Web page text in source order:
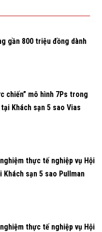
gần 800 triệu đồng dành
chiến” mô hình 7Ps trong
Khách sạn 5 sao Vias
thực tế nghiệp vụ Hội
Khách sạn 5 sao Pullman
thực tế nghiệp vụ Hội